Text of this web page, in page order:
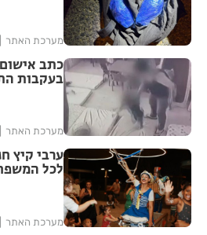
מערכת האתר
כתב
בעקבות
מערכת האתר
ערבי קיץ
לכל
מערכת האתר